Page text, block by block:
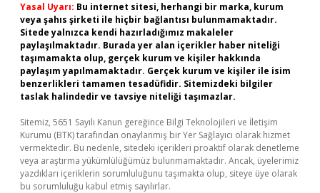
Yasal Uyarı: Bu internet sitesi, herhangi bir marka, kurum
veya şahıs şirketi ile hiçbir bağlantısı bulunmamaktadır.
Sitede yalnızca kendi hazırladığımız makaleler
paylaşılmaktadır. Burada yer alan içerikler haber niteliği
taşımamakta olup, gerçek kurum ve kişiler hakkında
paylaşım yapılmamaktadır. Gerçek kurum ve kişiler ile isim
benzerlikleri tamamen tesadüfidir. Sitemizdeki bilgiler
taslak halindedir ve tavsiye niteliği taşımazlar.
Sitemiz, 5651 Sayılı Kanun gereğince Bilgi Teknolojileri ve İletişim
Kurumu (BTK) tarafından onaylanmış bir Yer Sağlayıcı olarak hizmet
vermektedir. Bu nedenle, sitedeki içerikleri proaktif olarak denetleme
veya araştırma yükümlülüğümüz bulunmamaktadır. Ancak, üyelerimiz
yazdıkları içeriklerin sorumluluğunu taşımakta olup, siteye üye olarak
bu sorumluluğu kabul etmiş sayılırlar.